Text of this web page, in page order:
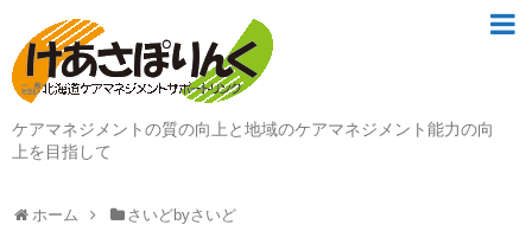
ケアマネジメントの質の向上と地域のケアマネジメント能力の向
上を目指して
ホーム さいどbyさいど